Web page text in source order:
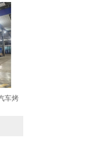
车烤